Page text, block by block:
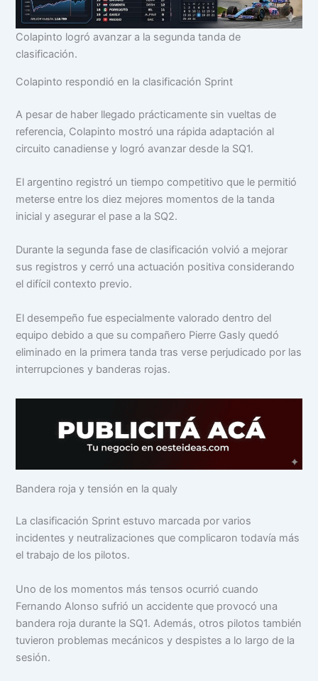
Colapinto logró avanzar a la segunda tanda de
clasificación.
Colapinto respondió en la clasificación Sprint
A pesar de haber llegado prácticamente sin vueltas de
referencia, Colapinto mostró una rápida adaptación al
circuito canadiense y logró avanzar desde la SQ1.
El argentino registró un tiempo competitivo que le permitió
meterse entre los diez mejores momentos de la tanda
inicial y asegurar el pase a la SQ2.
Durante la segunda fase de clasificación volvió a mejorar
sus registros y cerró una actuación positiva considerando
el difícil contexto previo.
El desempeño fue especialmente valorado dentro del
equipo debido a que su compañero Pierre Gasly quedó
eliminado en la primera tanda tras verse perjudicado por las
interrupciones y banderas rojas.
Bandera roja y tensión en la qualy
La clasificación Sprint estuvo marcada por varios
incidentes y neutralizaciones que complicaron todavía más
el trabajo de los pilotos.
Uno de los momentos más tensos ocurrió cuando
Fernando Alonso sufrió un accidente que provocó una
bandera roja durante la SQ1. Además, otros pilotos también
tuvieron problemas mecánicos y despistes a lo largo de la
sesión.